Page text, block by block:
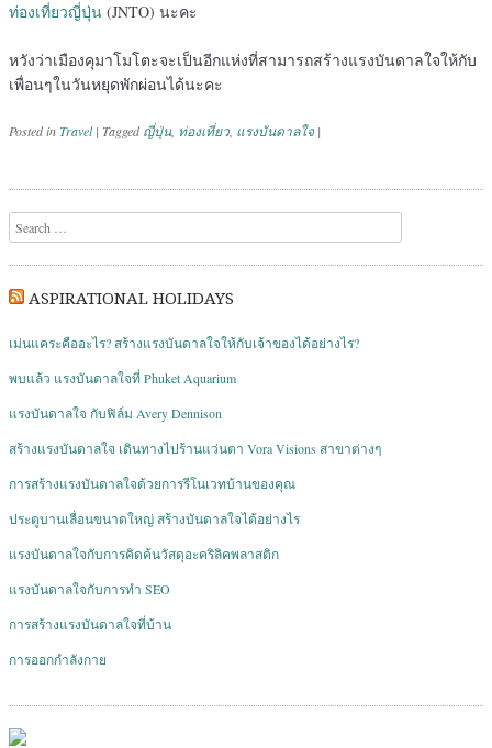
ท่องเที่ยวญี่ปุ่น (JNTO) นะคะ
หวังว่าเมืองคุมาโมโตะจะเป็นอีกแห่งที่สามารถสร้างแรงบันดาลใจให้กับ
เพื่อนๆในวันหยุดพักผ่อนได้นะคะ
Posted inTravel | Taggedญี่ปุ่น, ท่องเที่ยว แรงบันดาลใจ |
Post navigation
Search
ASPIRATIONAL HOLIDAYS
เม่นแคระคืออะไร? สร้างแรงบันดาลใจให้กับเจ้าของได้อย่างไร?
พบแล้ว แรงบันดาลใจที่ Phuket Aquarium
แรงบันดาลใจ กับฟิล์ม Avery Dennison
สร้างแรงบันดาลใจ เดินทางไปร้านแว่นตา Vora Visions สาขาต่างๆ
การสร้างแรงบันดาลใจด้วยการรีโนเวทบ้านของคุณ
ประตูบานเลื่อนขนาดใหญ่ สร้างบันดาลใจได้อย่างไร
แรงบันดาลใจกับการคิดค้นวัสดุอะคริลิคพลาสติก
แรงบันดาลใจกับการทำ SEO
การสร้างแรงบันดาลใจที่บ้าน
การออกกำลังกาย